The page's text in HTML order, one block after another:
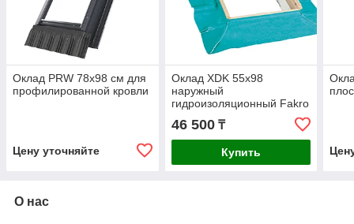
Оклад PRW 78х98 см для
профилированной кровли
Цену уточняйте
Оклад XDK 55х98
наружный
гидроизоляционный Fakro
46 500₸
Купить
О нас